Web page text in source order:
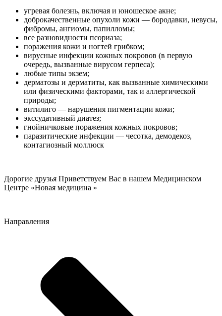
угревая болезнь, включая и юношеское акне;
доброкачественные опухоли кожи — бородавки, невусы,
фибромы, ангиомы, папилломы;
все разновидности псориаза;
поражения кожи и ногтей грибком;
вирусные инфекции кожных покровов (в первую
очередь, вызванные вирусом герпеса);
любые типы экзем;
дерматозы и дерматиты, как вызванные химическими
или физическими факторами, так и аллергической
природы;
витилиго — нарушения пигментации кожи;
экссудативный диатез;
гнойничковые поражения кожных покровов;
паразитические инфекции — чесотка, демодекоз,
контагиозный моллюск
Дорогие друзья Приветствуем Вас в нашем Медицинском
Центре «Новая медицина »
Направления